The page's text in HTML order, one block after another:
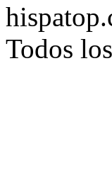
Todos